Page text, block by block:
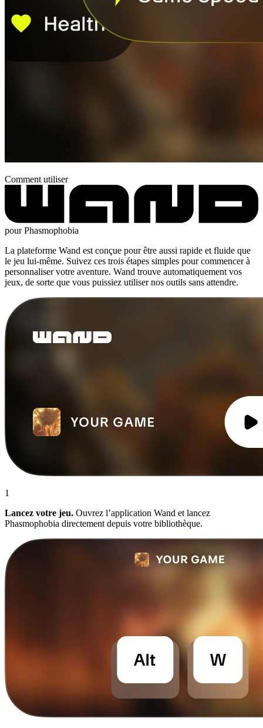
Comment utiliser
pour Phasmophobia
La plateforme Wand est conçue pour être aussi rapide et fluide que
le jeu lui-même. Suivez ces trois étapes simples pour commencer à
personnaliser votre aventure. Wand trouve automatiquement vos
jeux, de sorte que vous puissiez utiliser nos outils sans attendre.
1
Lancez votre jeu. Ouvrez l’application Wand et lancez
Phasmophobia directement depuis votre bibliothèque.